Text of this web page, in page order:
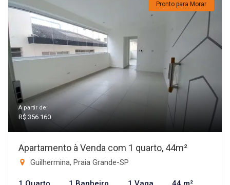
Pronto para Morar
A partir de:
R$ 356.160
Apartamento à Venda com 1 quarto, 44m²
Guilhermina, Praia Grande-SP